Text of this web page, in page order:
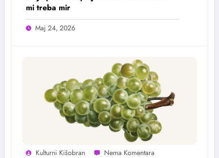
mi treba mir
Maj 24, 2026
Kulturni Kišobran